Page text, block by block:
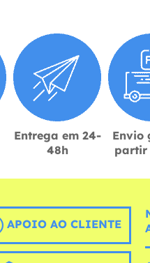
Entrega em 24-
48h
Envio
partir
APOIO AO CLIENTE